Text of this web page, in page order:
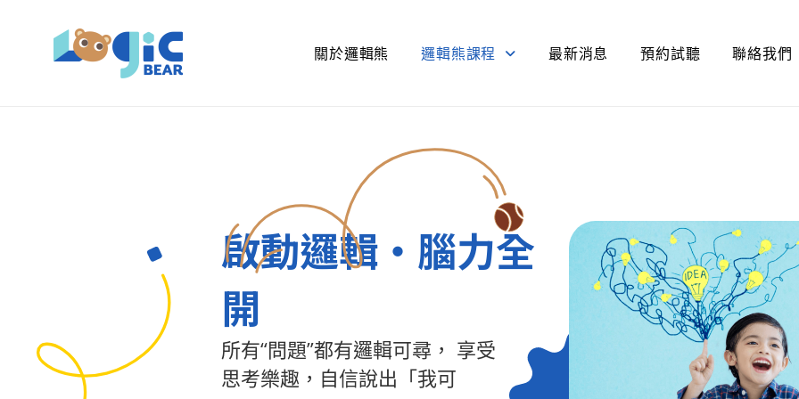
關於邏輯熊 邏輯熊課程 最新消息 預約試聽 聯絡我們
啟動邏輯・腦力全
開
所有“問題”都有邏輯可尋， 享受
思考樂趣，自信說出「我可